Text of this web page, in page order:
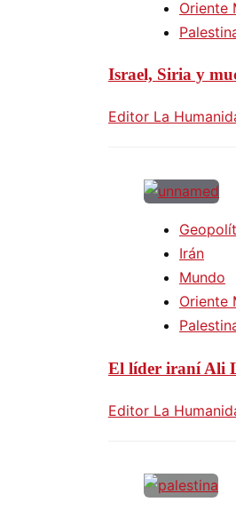
Oriente
Israel, Siria y
Editor La
Irán
Mundo
Oriente
El líder iraní Ali
Editor La